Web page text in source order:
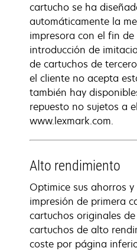
cartucho se ha
automáticamente la
impresora con el fin
introducción de
de cartuchos de
el cliente no acepta
también hay
repuesto no sujetos a
www.lexmark.com.
Alto rendimiento
Optimice sus ahorros
impresión de primera
cartuchos originales
cartuchos de alto
coste por página